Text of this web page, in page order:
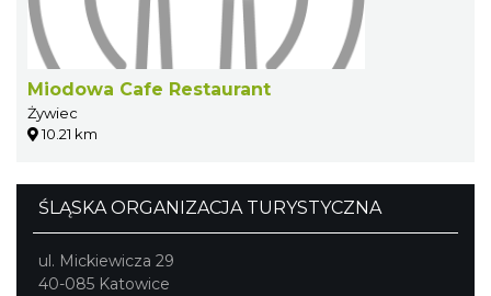
Miodowa Cafe Restaurant
Żywiec
10.21 km
ŚLĄSKA ORGANIZACJA TURYSTYCZNA
ul. Mickiewicza 29
40-085 Katowice